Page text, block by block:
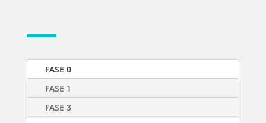
FASE 0
FASE 1
FASE 3